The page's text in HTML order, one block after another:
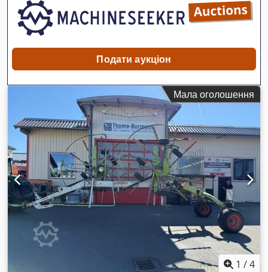
Подати аукціон
Мала оголошення
1 /4